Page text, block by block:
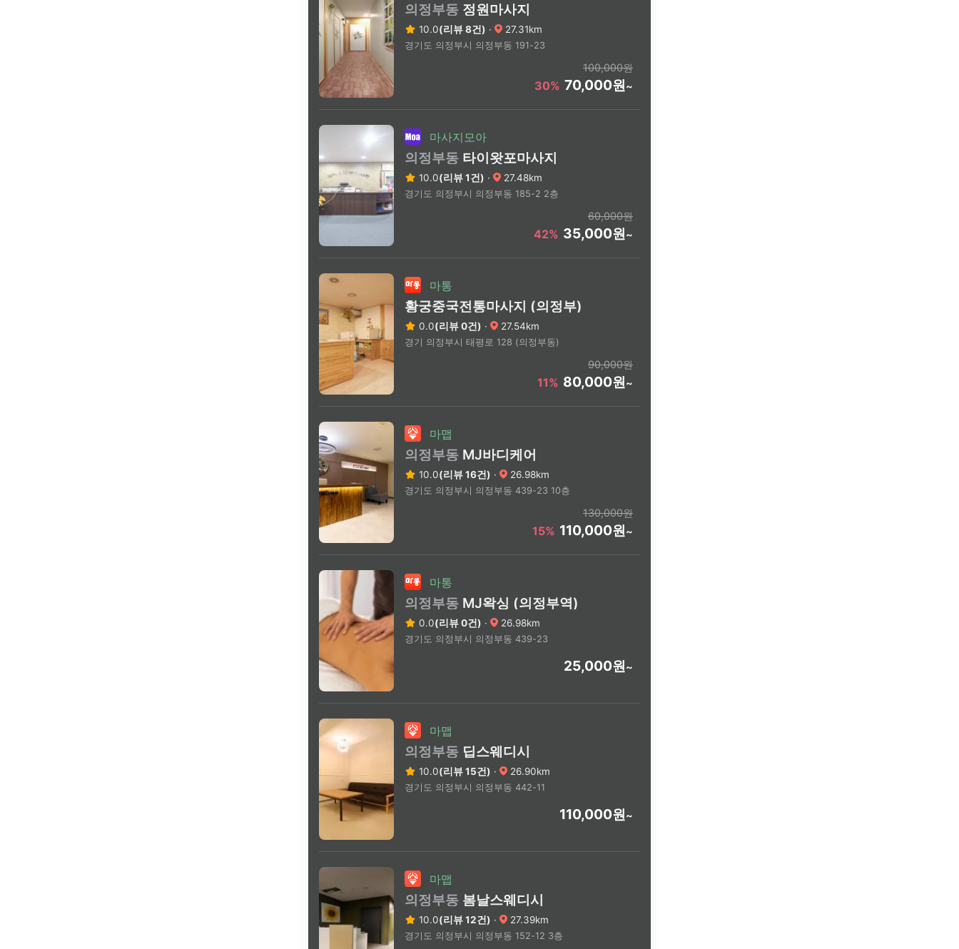
의정부동 정원마사지
10.0(리뷰 8건) · 27.31km
경기도 의정부시 의정부동 191-23
100,000원
30% 70,000원~
마사지모아
의정부동 타이왓포마사지
10.0(리뷰 1건) · 27.48km
경기도 의정부시 의정부동 185-2 2층
60,000원
42% 35,000원~
마통
황궁중국전통마사지 (의정부)
0.0(리뷰 0건) · 27.54km
경기 의정부시 태평로 128 (의정부동)
90,000원
11% 80,000원~
마맵
의정부동 MJ바디케어
10.0(리뷰 16건) · 26.98km
경기도 의정부시 의정부동 439-23 10층
130,000원
15% 110,000원~
마통
의정부동 MJ왁싱 (의정부역)
0.0(리뷰 0건) · 26.98km
경기도 의정부시 의정부동 439-23
25,000원~
마맵
의정부동 딥스웨디시
10.0(리뷰 15건) · 26.90km
경기도 의정부시 의정부동 442-11
110,000원~
마맵
의정부동 봄날스웨디시
10.0(리뷰 12건) · 27.39km
경기도 의정부시 의정부동 152-12 3층